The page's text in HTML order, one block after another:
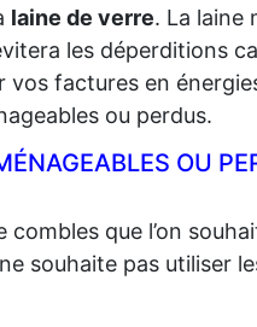
laine de verre. La laine
les déperditions
vos factures en
ou perdus.
OU
que l’on
souhaite pas utiliser